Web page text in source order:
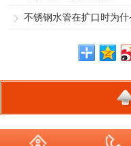
不锈钢水管在扩口时为